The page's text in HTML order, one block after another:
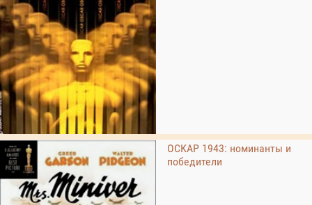
ОСКАР 1943: номинанты и
победители